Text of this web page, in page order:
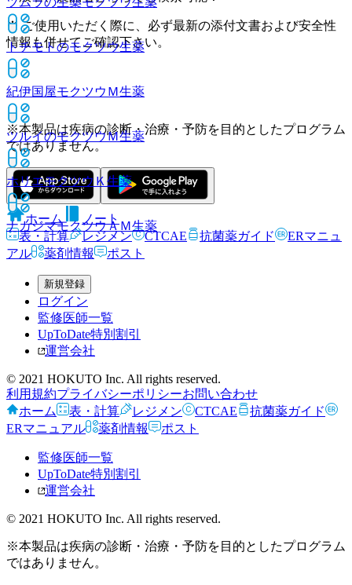
トチモトのモクツウ生薬
紀伊国屋モクツウＭ生薬
ツルイのモクツウＭ生薬
ホリエモクツウＫ 生薬
ナカジマモクツウＡＭ生薬
※ ご使用いただく際に、必ず最新の添付文書および安全性
情報も併せてご確認下さい。
※本製品は疾病の診断・治療・予防を目的としたプログラム
ではありません。
ホーム
ノート
表・計算
レジメン CTCAE 抗菌薬ガイド
ERマニュ
アル
薬剤情報 ポスト
新規登録
ログイン
監修医師一覧
UpToDate特別割引
運営会社
© 2021 HOKUTO Inc. All rights reserved.
利用規約プライバシーポリシーお問い合わせ
ホーム
表・計算 レジメン CTCAE
抗菌薬ガイド
ERマニュアル
薬剤情報 ポスト
監修医師一覧
UpToDate特別割引
運営会社
© 2021 HOKUTO Inc. All rights reserved.
※本製品は疾病の診断・治療・予防を目的としたプログラム
ではありません。